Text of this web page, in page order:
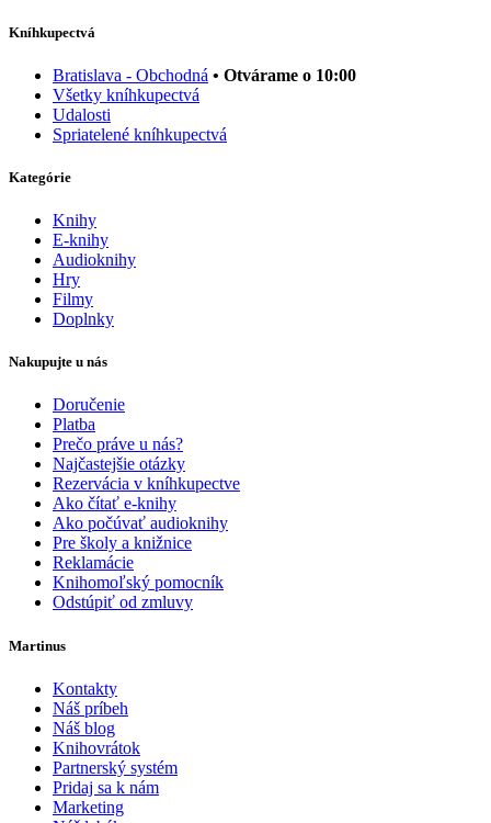
Kníhkupectvá
Bratislava - Obchodná • Otvárame o 10:00
Všetky kníhkupectvá
Udalosti
Spriatelené kníhkupectvá
Kategórie
Knihy
E-knihy
Audioknihy
Hry
Filmy
Doplnky
Nakupujte u nás
Doručenie
Platba
Prečo práve u nás?
Najčastejšie otázky
Rezervácia v kníhkupectve
Ako čítať e-knihy
Ako počúvať audioknihy
Pre školy a knižnice
Reklamácie
Knihomoľský pomocník
Odstúpiť od zmluvy
Martinus
Kontakty
Náš príbeh
Náš blog
Knihovrátok
Partnerský systém
Pridaj sa k nám
Marketing